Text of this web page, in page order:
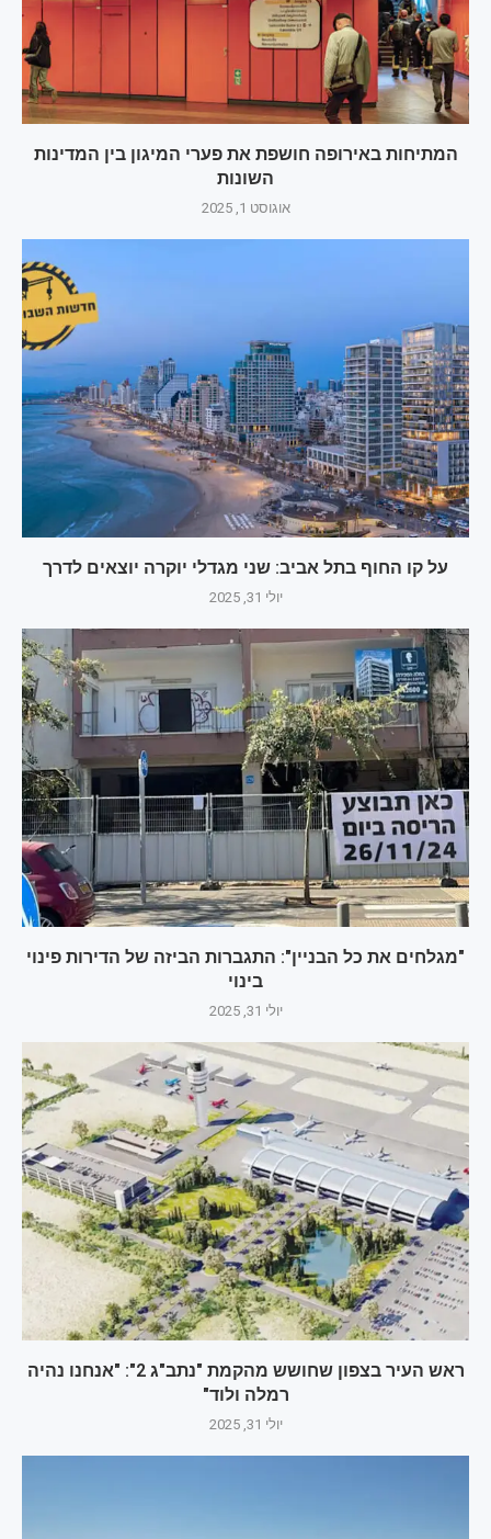
המתיחות באירופה חושפת את פערי המיגון בין המדינות
השונות
אוגוסט 1, 2025
על קו החוף בתל אביב: שני מגדלי יוקרה יוצאים לדרך
יולי 31, 2025
"מגלחים את כל הבניין": התגברות הביזה של הדירות פינוי
בינוי
יולי 31, 2025
ראש העיר בצפון שחושש מהקמת "נתב"ג 2": "אנחנו נהיה
רמלה ולוד"
יולי 31, 2025